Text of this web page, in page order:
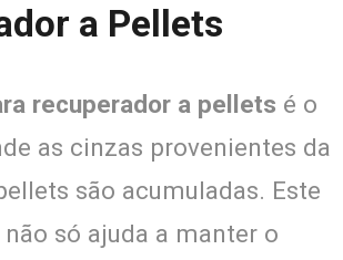
a Pellets
recuperador a pellets é o
as cinzas provenientes da
são acumuladas. Este
só ajuda a manter o